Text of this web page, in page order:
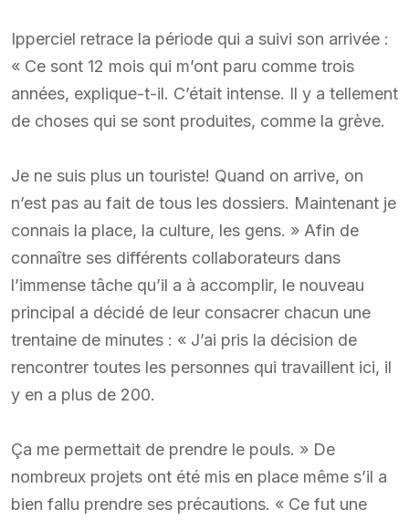
Ipperciel retrace la période qui a suivi son arrivée :
« Ce sont 12 mois qui m’ont paru comme trois
années, explique-t-il. C’était intense. Il y a tellement
de choses qui se sont produites, comme la grève.
Je ne suis plus un touriste! Quand on arrive, on
n’est pas au fait de tous les dossiers. Maintenant je
connais la place, la culture, les gens. » Afin de
connaître ses différents collaborateurs dans
l’immense tâche qu’il a à accomplir, le nouveau
principal a décidé de leur consacrer chacun une
trentaine de minutes : « J’ai pris la décision de
rencontrer toutes les personnes qui travaillent ici, il
y en a plus de 200.
Ça me permettait de prendre le pouls. » De
nombreux projets ont été mis en place même s’il a
bien fallu prendre ses précautions. « Ce fut une